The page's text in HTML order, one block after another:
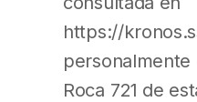
https://
personalmente
Roca 721 de